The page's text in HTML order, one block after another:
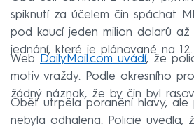
spiknutí za účelem čin spáchat.
pod kaucí jeden milion dolarů až
jednání, které je plánované na
Web DailyMail.com uvádí, že
motiv vraždy. Podle okresního
žádný náznak, že by čin byl
Oběť utrpěla poranění hlavy, ale
nebyla odhalena. Policie uvedla,